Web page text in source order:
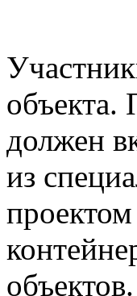
объекта.
должен
из